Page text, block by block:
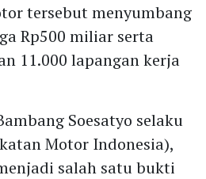
tersebut menyumbang
Rp500 miliar serta
11.000 lapangan kerja
Soesatyo selaku
Motor Indonesia),
salah satu bukti